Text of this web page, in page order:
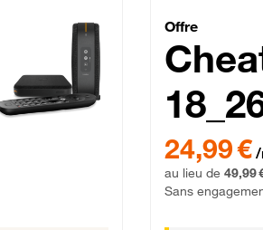
Offre
24,99 €
au lieu de 49,99
Sans